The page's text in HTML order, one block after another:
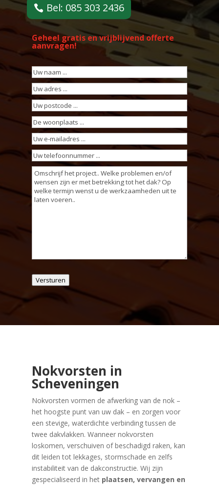
Bel: 085 303 2436
Geheel gratis en vrijblijvend offerte
aanvragen!
Uw
naam(Vereist)
Uw
adres(Vereist)
Uw
postcode(Vereist)
De
woonplaats(Vereist)
Uw
e-
mailadres(Vereist)
Uw
telefoonnummer(Vereist)
Omschrijving
werkzaamheden(Vereist)
Versturen
Nokvorsten in
Scheveningen
Nokvorsten vormen de afwerking van de nok –
het hoogste punt van uw dak – en zorgen voor
een stevige, waterdichte verbinding tussen de
twee dakvlakken. Wanneer nokvorsten
loskomen, verschuiven of beschadigd raken, kan
dit leiden tot lekkages, stormschade en zelfs
instabiliteit van de dakconstructie. Wij zijn
gespecialiseerd in het plaatsen, vervangen en